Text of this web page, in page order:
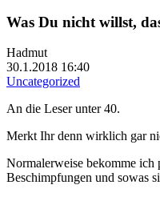
Was Du nicht willst,
Hadmut
30.1.2018 16:40
Uncategorized
An die Leser unter 40.
Merkt Ihr denn wirklich gar
Normalerweise bekomme ich
Beschimpfungen und sowas